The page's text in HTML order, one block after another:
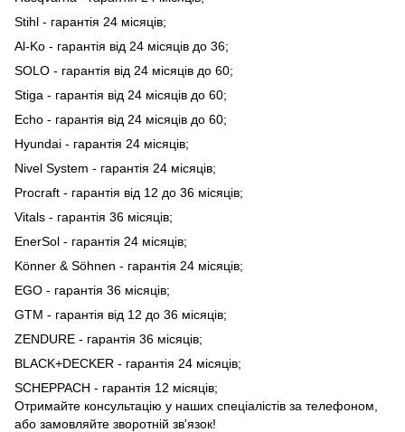
Stihl - гарантія 24 місяців;
Al-Ko - гарантія від 24 місяців до 36;
SOLO - гарантія від 24 місяців до 60;
Stiga - гарантія від 24 місяців до 60;
Echo - гарантія від 24 місяців до 60;
Hyundai - гарантія 24 місяців;
Nivel System - гарантія 24 місяців;
Procraft - гарантія від 12 до 36 місяців;
Vitals - гарантія 36 місяців;
EnerSol - гарантія 24 місяців;
Könner & Söhnen - гарантія 24 місяців;
EGO - гарантія 36 місяців;
GTM - гарантія від 12 до 36 місяців;
ZENDURE - гарантія 36 місяців;
BLACK+DECKER - гарантія 24 місяців;
SCHEPPACH - гарантія 12 місяців;
Отримайте консультацію у наших спеціалістів за телефоном,
або замовляйте зворотній зв'язок!